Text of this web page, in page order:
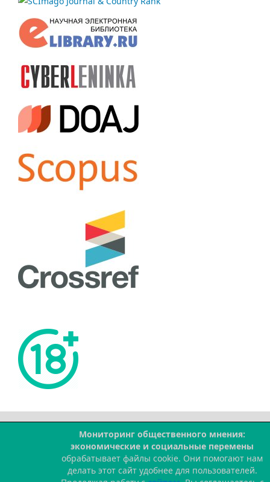
Мониторинг общественного мнения:
экономические и социальные перемены
обрабатывает файлы cookie. Они помогают нам
делать этот сайт удобнее для пользователей.